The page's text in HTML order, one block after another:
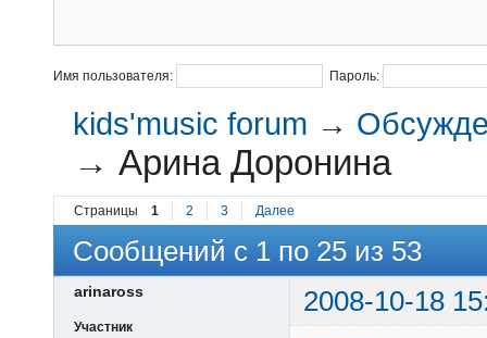
Имя пользователя: Пароль:
kids'music forum →
→Арина Доронина
Страницы 1 2 3 Далее
Сообщений с 1 по 25 из 53
arinaross 2008-10-18
Участник